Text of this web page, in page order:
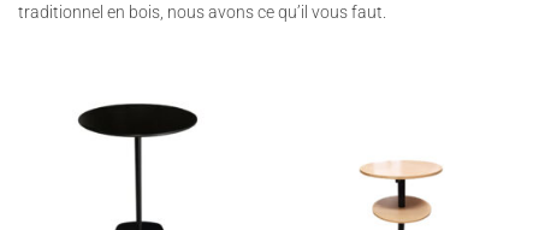
traditionnel en bois, nous avons ce qu’il vous faut.